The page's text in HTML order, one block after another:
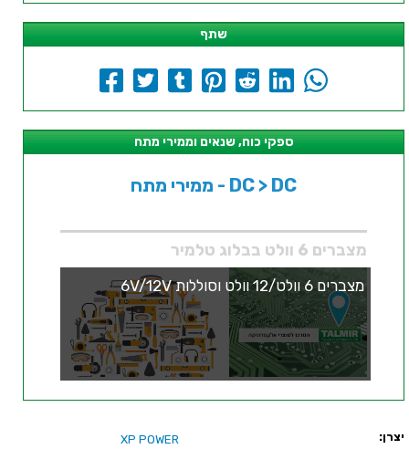
שתף
ספקי כוח, שנאים וממירי מתח
ממירי מתח - DC > DC
מצברים 6 וולט בבלוג טלמיר
מצברים 6 וולט/12 וולט וסוללות 6V/12V
יצרן: XP POWER